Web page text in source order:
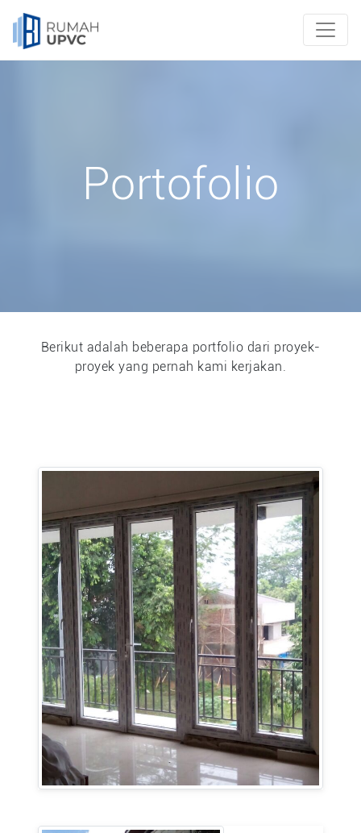
Portofolio
Berikut adalah beberapa portfolio dari proyek-
proyek yang pernah kami kerjakan.